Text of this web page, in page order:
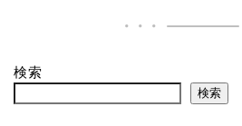
検索
検索